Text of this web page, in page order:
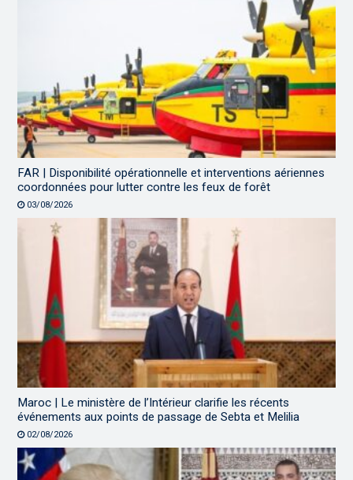
FAR | Disponibilité opérationnelle et interventions aériennes
coordonnées pour lutter contre les feux de forêt
03/08/2026
Maroc | Le ministère de l’Intérieur clarifie les récents
événements aux points de passage de Sebta et Melilia
02/08/2026